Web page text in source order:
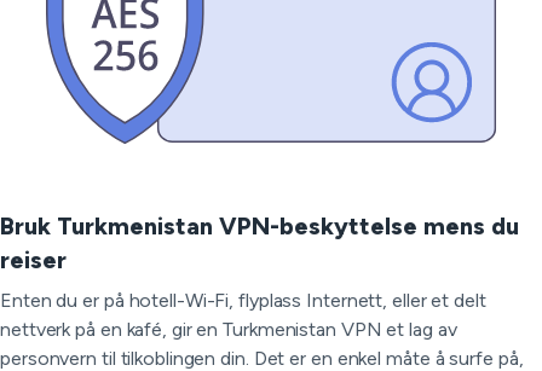
Bruk Turkmenistan VPN-beskyttelse mens du
reiser
Enten du er på hotell-Wi-Fi, flyplass Internett, eller et delt
nettverk på en kafé, gir en Turkmenistan VPN et lag av
personvern til tilkoblingen din. Det er en enkel måte å surfe på,